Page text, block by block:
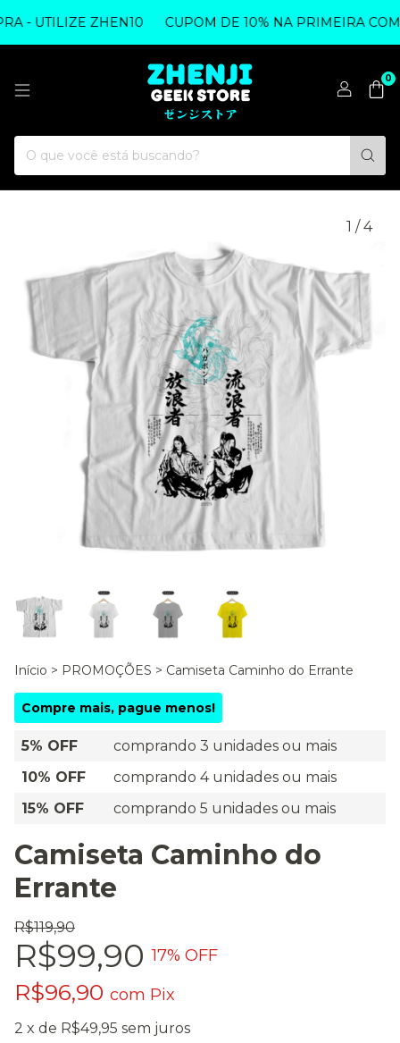
- UTILIZE ZHEN10 CUPOM DE 10% NA PRIMEIRA
0
1 / 4
Início > PROMOÇÕES > Camiseta Caminho do Errante
Compre mais, pague menos!
5% OFF
comprando 3 unidades ou mais
10% OFF
comprando 4 unidades ou mais
15% OFF
comprando 5 unidades ou mais
Camiseta Caminho do
Errante
R$119,90
R$99,90 17% OFF
R$96,90 com Pix
2 x de R$49,95 sem juros